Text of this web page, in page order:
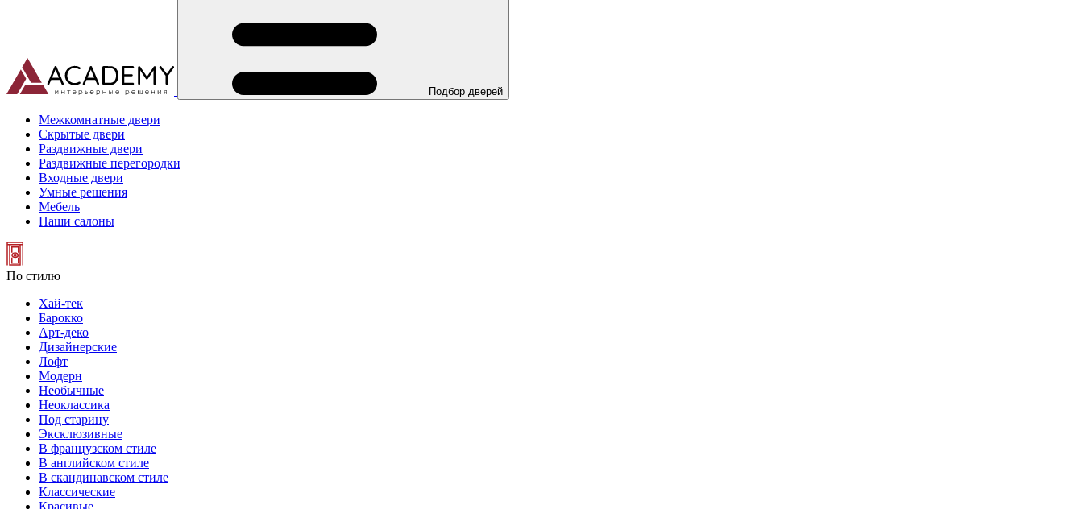
Подбор дверей
Межкомнатные двери
Скрытые двери
Раздвижные двери
Раздвижные перегородки
Входные двери
Умные решения
Мебель
Наши салоны
По стилю
Хай-тек
Барокко
Арт-деко
Дизайнерские
Лофт
Модерн
Необычные
Неоклассика
Под старину
Эксклюзивные
В французском стиле
В английском стиле
В скандинавском стиле
Классические
Красивые